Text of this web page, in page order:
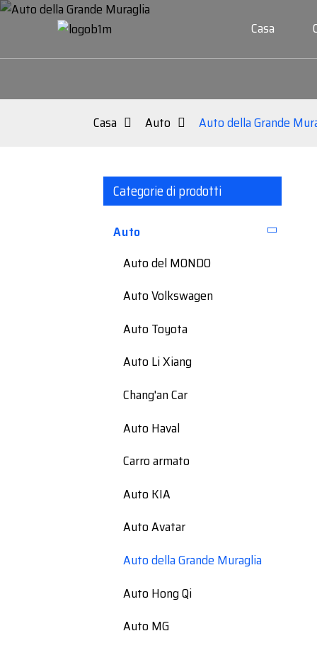
Casa
Casa Auto Auto della Grande
Categorie di prodotti
Auto
Auto del MONDO
Auto Volkswagen
Auto Toyota
Auto Li Xiang
Chang'an Car
Auto Haval
Carro armato
Auto KIA
Auto Avatar
Auto della Grande Muraglia
Auto Hong Qi
Auto MG